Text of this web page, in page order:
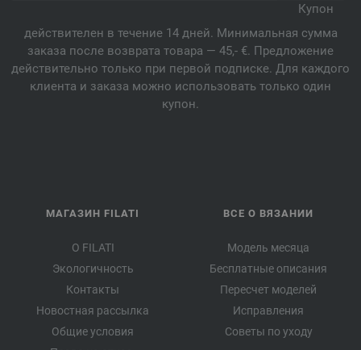
Купон
действителен в течение 14 дней. Минимальная сумма
заказа после возврата товара — 45,- €. Предложение
действительно только при первой подписке. Для каждого
клиента и заказа можно использовать только один
купон.
МАГАЗИН FILATI
О FILATI
Экологичность
Контакты
Новостная рассылка
Общие условия
ВСЕ О ВЯЗАНИИ
Модель месяца
Бесплатные описания
Пересчет моделей
Исправления
Советы по уходу